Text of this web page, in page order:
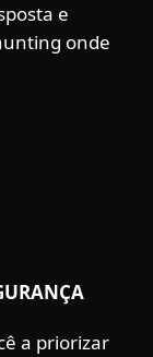
e
onde
a priorizar